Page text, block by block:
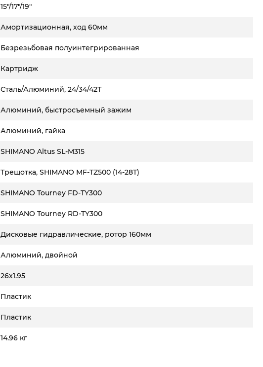
15"/17"/19"
Амортизационная, ход 60мм
Безрезьбовая полуинтегрированная
Картридж
Сталь/Алюминий, 24/34/42Т
Алюминий, быстросъемный зажим
Алюминий, гайка
SHIMANO Altus SL-M315
Трещотка, SHIMANO MF-TZ500 (14-28T)
SHIMANO Tourney FD-TY300
SHIMANO Tourney RD-TY300
Дисковые гидравлические, ротор 160мм
Алюминий, двойной
26x1.95
Пластик
Пластик
14.96 кг